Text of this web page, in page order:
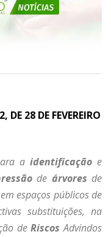
28 DE FEVEREIRO
a identificação e
de árvores de
espaços públicos de
substituições, na
deRiscos Advindos